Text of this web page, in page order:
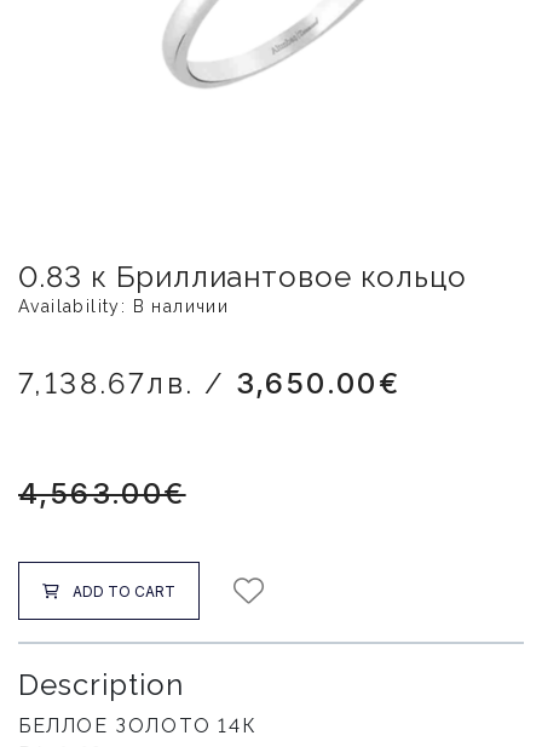
0.83 к Бриллиантовое кольцо
Availability: В наличии
7,138.67лв. / 3,650.00€
4,563.00€
ADD TO CART
Description
БЕЛЛОЕ ЗОЛОТО 14К